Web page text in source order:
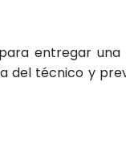
entregar
del técnico y